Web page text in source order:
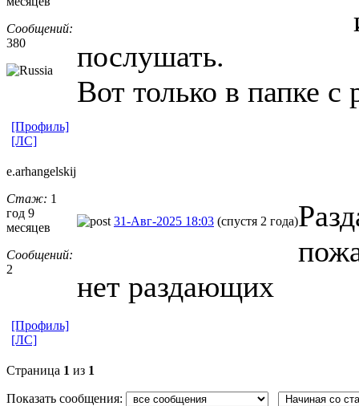
Сообщений:
380
послушать.
Вот только в папке
[Профиль]
[ЛС]
e.arhangelsk​ij
Стаж: 1
год 9
месяцев
Сообщений:
2
31-Авг-2025 18:03 (спустя 2 года)
нет раздающих
[Профиль]
[ЛС]
Страница 1 из 1
Показать сообщения: